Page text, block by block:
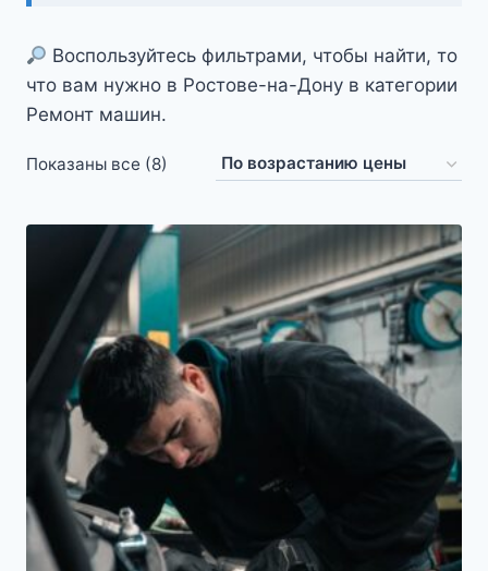
Воспользуйтесь фильтрами, чтобы найти, то
что вам нужно в Ростове-на-Дону в категории
Ремонт машин.
Показаны все (8)
возрастанию